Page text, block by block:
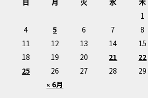
« 6月
1
4
5 6 7 8
11
12 13 14 15
18
19 20 21 22
25
26 27 28 29